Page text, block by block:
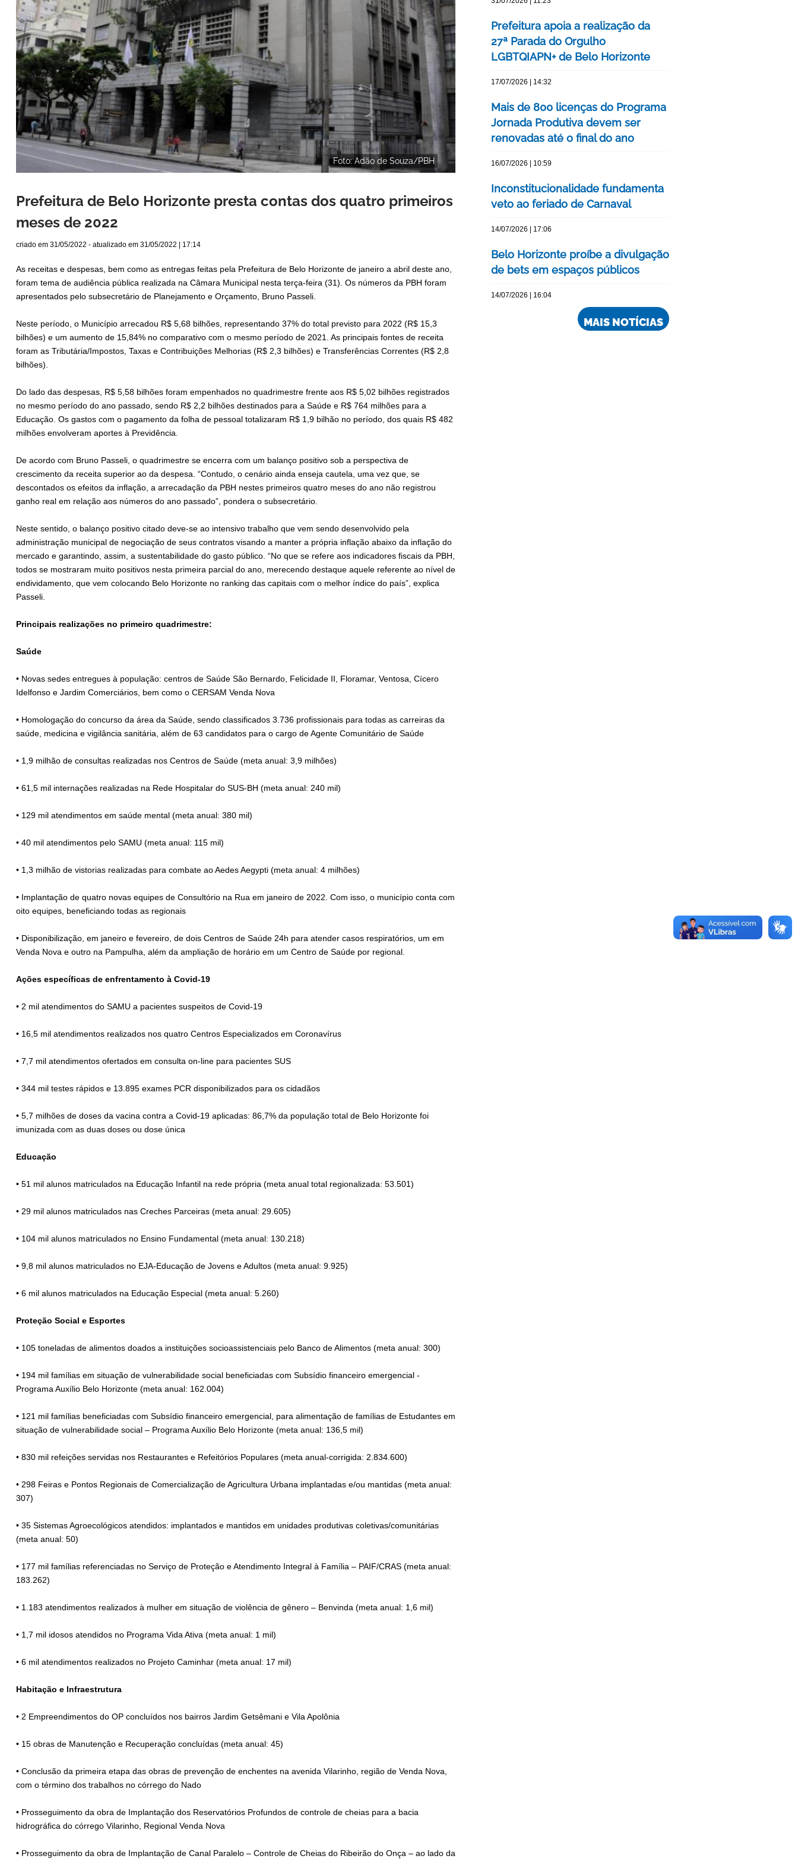
Foto: Adão de Souza/PBH
Prefeitura de Belo Horizonte presta contas dos quatro primeiros
meses de 2022
criado em 31/05/2022 - atualizado em 31/05/2022 | 17:14
As receitas e despesas, bem como as entregas feitas pela Prefeitura de Belo Horizonte de janeiro a abril deste ano,
foram tema de audiência pública realizada na Câmara Municipal nesta terça-feira (31). Os números da PBH foram
apresentados pelo subsecretário de Planejamento e Orçamento, Bruno Passeli.
Neste período, o Município arrecadou R$ 5,68 bilhões, representando 37% do total previsto para 2022 (R$ 15,3
bilhões) e um aumento de 15,84% no comparativo com o mesmo período de 2021. As principais fontes de receita
foram as Tributária/Impostos, Taxas e Contribuições Melhorias (R$ 2,3 bilhões) e Transferências Correntes (R$ 2,8
bilhões).
Do lado das despesas, R$ 5,58 bilhões foram empenhados no quadrimestre frente aos R$ 5,02 bilhões registrados
no mesmo período do ano passado, sendo R$ 2,2 bilhões destinados para a Saúde e R$ 764 milhões para a
Educação. Os gastos com o pagamento da folha de pessoal totalizaram R$ 1,9 bilhão no período, dos quais R$ 482
milhões envolveram aportes à Previdência.
De acordo com Bruno Passeli, o quadrimestre se encerra com um balanço positivo sob a perspectiva de
crescimento da receita superior ao da despesa. “Contudo, o cenário ainda enseja cautela, uma vez que, se
descontados os efeitos da inflação, a arrecadação da PBH nestes primeiros quatro meses do ano não registrou
ganho real em relação aos números do ano passado”, pondera o subsecretário.
Neste sentido, o balanço positivo citado deve-se ao intensivo trabalho que vem sendo desenvolvido pela
administração municipal de negociação de seus contratos visando a manter a própria inflação abaixo da inflação do
mercado e garantindo, assim, a sustentabilidade do gasto público. “No que se refere aos indicadores fiscais da PBH,
todos se mostraram muito positivos nesta primeira parcial do ano, merecendo destaque aquele referente ao nível de
endividamento, que vem colocando Belo Horizonte no ranking das capitais com o melhor índice do país”, explica
Passeli.
Principais realizações no primeiro quadrimestre:
Saúde
• Novas sedes entregues à população: centros de Saúde São Bernardo, Felicidade II, Floramar, Ventosa, Cícero
Idelfonso e Jardim Comerciários, bem como o CERSAM Venda Nova
• Homologação do concurso da área da Saúde, sendo classificados 3.736 profissionais para todas as carreiras da
saúde, medicina e vigilância sanitária, além de 63 candidatos para o cargo de Agente Comunitário de Saúde
• 1,9 milhão de consultas realizadas nos Centros de Saúde (meta anual: 3,9 milhões)
• 61,5 mil internações realizadas na Rede Hospitalar do SUS-BH (meta anual: 240 mil)
• 129 mil atendimentos em saúde mental (meta anual: 380 mil)
• 40 mil atendimentos pelo SAMU (meta anual: 115 mil)
• 1,3 milhão de vistorias realizadas para combate ao Aedes Aegypti (meta anual: 4 milhões)
• Implantação de quatro novas equipes de Consultório na Rua em janeiro de 2022. Com isso, o município conta com
oito equipes, beneficiando todas as regionais
• Disponibilização, em janeiro e fevereiro, de dois Centros de Saúde 24h para atender casos respiratórios, um em
Venda Nova e outro na Pampulha, além da ampliação de horário em um Centro de Saúde por regional.
Ações específicas de enfrentamento à Covid-19
• 2 mil atendimentos do SAMU a pacientes suspeitos de Covid-19
• 16,5 mil atendimentos realizados nos quatro Centros Especializados em Coronavírus
• 7,7 mil atendimentos ofertados em consulta on-line para pacientes SUS
• 344 mil testes rápidos e 13.895 exames PCR disponibilizados para os cidadãos
• 5,7 milhões de doses da vacina contra a Covid-19 aplicadas: 86,7% da população total de Belo Horizonte foi
imunizada com as duas doses ou dose única
Educação
• 51 mil alunos matriculados na Educação Infantil na rede própria (meta anual total regionalizada: 53.501)
• 29 mil alunos matriculados nas Creches Parceiras (meta anual: 29.605)
• 104 mil alunos matriculados no Ensino Fundamental (meta anual: 130.218)
• 9,8 mil alunos matriculados no EJA-Educação de Jovens e Adultos (meta anual: 9.925)
• 6 mil alunos matriculados na Educação Especial (meta anual: 5.260)
Proteção Social e Esportes
• 105 toneladas de alimentos doados a instituições socioassistenciais pelo Banco de Alimentos (meta anual: 300)
• 194 mil famílias em situação de vulnerabilidade social beneficiadas com Subsídio financeiro emergencial -
Programa Auxílio Belo Horizonte (meta anual: 162.004)
• 121 mil famílias beneficiadas com Subsídio financeiro emergencial, para alimentação de famílias de Estudantes em
situação de vulnerabilidade social – Programa Auxílio Belo Horizonte (meta anual: 136,5 mil)
• 830 mil refeições servidas nos Restaurantes e Refeitórios Populares (meta anual-corrigida: 2.834.600)
• 298 Feiras e Pontos Regionais de Comercialização de Agricultura Urbana implantadas e/ou mantidas (meta anual:
307)
• 35 Sistemas Agroecológicos atendidos: implantados e mantidos em unidades produtivas coletivas/comunitárias
(meta anual: 50)
• 177 mil famílias referenciadas no Serviço de Proteção e Atendimento Integral à Família – PAIF/CRAS (meta anual:
183.262)
• 1.183 atendimentos realizados à mulher em situação de violência de gênero – Benvinda (meta anual: 1,6 mil)
• 1,7 mil idosos atendidos no Programa Vida Ativa (meta anual: 1 mil)
• 6 mil atendimentos realizados no Projeto Caminhar (meta anual: 17 mil)
Habitação e Infraestrutura
• 2 Empreendimentos do OP concluídos nos bairros Jardim Getsêmani e Vila Apolônia
• 15 obras de Manutenção e Recuperação concluídas (meta anual: 45)
• Conclusão da primeira etapa das obras de prevenção de enchentes na avenida Vilarinho, região de Venda Nova,
com o término dos trabalhos no córrego do Nado
• Prosseguimento da obra de Implantação dos Reservatórios Profundos de controle de cheias para a bacia
hidrográfica do córrego Vilarinho, Regional Venda Nova
• Prosseguimento da obra de Implantação de Canal Paralelo – Controle de Cheias do Ribeirão do Onça – ao lado da
Prefeitura apoia a realização da
27ª Parada do Orgulho
LGBTQIAPN+ de Belo Horizonte
17/07/2026 | 14:32
Mais de 800 licenças do Programa
Jornada Produtiva devem ser
renovadas até o final do ano
16/07/2026 | 10:59
Inconstitucionalidade fundamenta
veto ao feriado de Carnaval
14/07/2026 | 17:06
Belo Horizonte proíbe a divulgação
de bets em espaços públicos
14/07/2026 | 16:04
MAIS NOTÍCIAS